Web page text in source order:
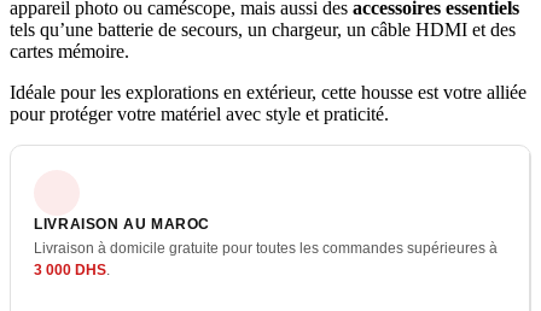
appareil photo ou caméscope, mais aussi des accessoires essentiels
tels qu’une batterie de secours, un chargeur, un câble HDMI et des
cartes mémoire.
Idéale pour les explorations en extérieur, cette housse est votre alliée
pour protéger votre matériel avec style et praticité.
LIVRAISON AU MAROC
Livraison à domicile gratuite pour toutes les commandes supérieures à
3 000 DHS.